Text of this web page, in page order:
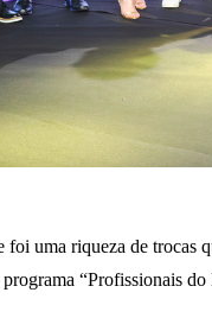
uma riqueza de trocas
“Profissionais do